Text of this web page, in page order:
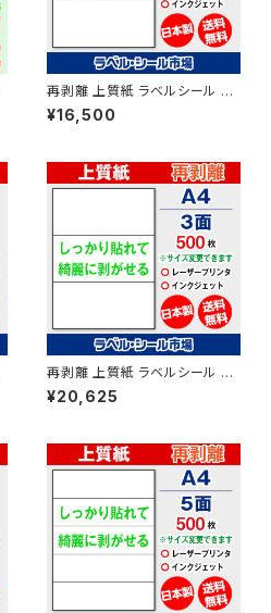
再剥離 上質紙 ラベルシール レ
ーザープリンター専用 A4-カッ
ト無し シール用紙 500枚 T1Y1
¥16,500
再剥離 上質紙 ラベルシール レ
ーザープリンター専用 A4-3面
シール用紙 500枚 T1Y3Ars
¥20,625